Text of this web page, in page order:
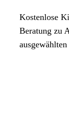
Kostenlose
Beratung zu